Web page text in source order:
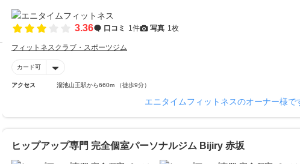
3.36 口コミ 1件 写真 1枚
フィットネスクラブ・スポーツジム
カード可
アクセス 溜池山王駅から660m （徒歩9分）
エニタイムフィットネスのオーナー様で
ヒップアップ専門 完全個室パーソナルジム Bijiry 赤坂